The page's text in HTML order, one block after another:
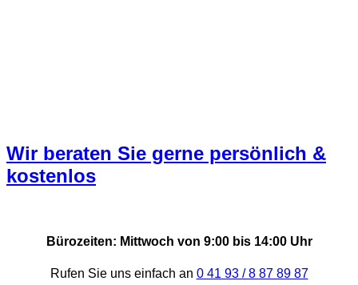
Wir beraten Sie gerne persönlich &
kostenlos
Bürozeiten: Mittwoch von 9:00 bis 14:00 Uhr
Rufen Sie uns einfach an 0 41 93 / 8 87 89 87